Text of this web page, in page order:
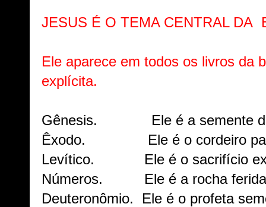
JESUS É O TEMA CENTRAL DA
Ele aparece em todos os livros da
explícita.
Gênesis. Ele é a semente da
Êxodo. Ele é o cordeiro
Levítico. Ele é o sacrifício
Números. Ele é a rocha
Deuteronômio. Ele é o profeta